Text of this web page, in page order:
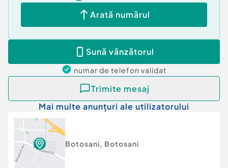
Stadiu construcţie:Finalizat
Spaţiu stradalArată numărul
Sună vânzătorul
numar de telefon validat
Trimite mesaj
Mai multe anunțuri ale utilizatorului
Botosani, Botosani